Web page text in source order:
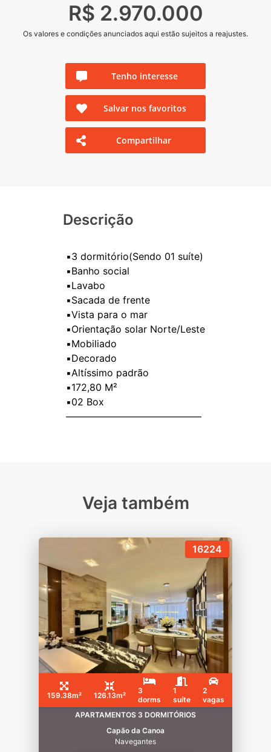
R$ 2.970.000
Os valores e condições anunciados aqui estão sujeitos a reajustes.
Tenho interesse
Salvar nos favoritos
Compartilhar
Descrição
▪️3 dormitório(Sendo 01 suíte)
▪️Banho social
▪️Lavabo
▪️Sacada de frente
▪️Vista para o mar
▪️Orientação solar Norte/Leste
▪️Mobiliado
▪️Decorado
▪️Altíssimo padrão
▪️172,80 M²
▪️02 Box
——————————————
Veja também
16224
159.38m² 126.13m²
3
dorms
1
suíte
2
vagas
APARTAMENTOS 3 DORMITÓRIOS
Capão da Canoa
Navegantes